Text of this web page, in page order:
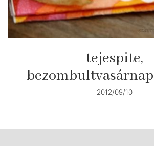
tejespite,
2012/09/10